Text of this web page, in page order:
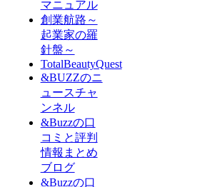
マニュアル
創業航路～
起業家の羅
針盤～
TotalBeautyQuest
&BUZZのニ
ュースチャ
ンネル
&Buzzの口
コミと評判
情報まとめ
ブログ
&Buzzの口